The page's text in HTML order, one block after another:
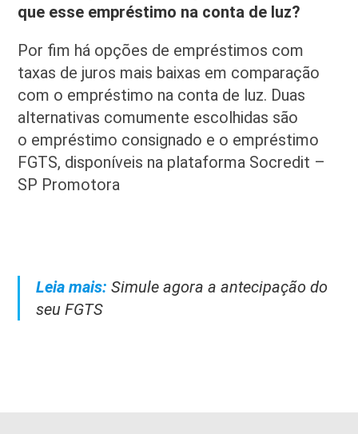
que esse empréstimo na conta de luz?
Por fim há opções de empréstimos com
taxas de juros mais baixas em comparação
com o empréstimo na conta de luz. Duas
alternativas comumente escolhidas são
o empréstimo consignado e o empréstimo
FGTS, disponíveis na plataforma Socredit –
SP Promotora
Leia mais: Simule agora a antecipação do
seu FGTS